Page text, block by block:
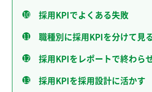
採用KPIでよくある失敗
職種別に採用KPIを分けて見
採用KPIをレポートで終わら
採用KPIを採用設計に活かす